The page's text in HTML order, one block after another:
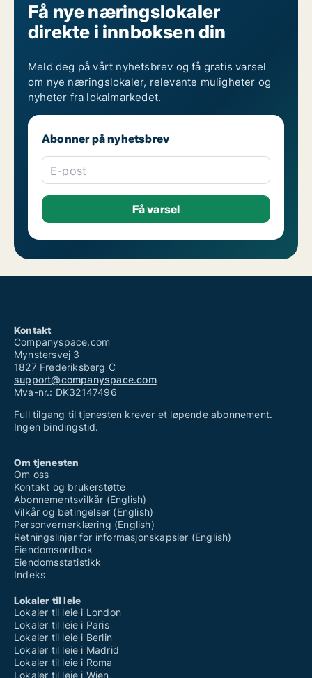
Få nye næringslokaler
direkte i innboksen din
Meld deg på vårt nyhetsbrev og få gratis varsel
om nye næringslokaler, relevante muligheter og
nyheter fra lokalmarkedet.
Abonner på nyhetsbrev
E-post
Kontakt
Companyspace.com
Mynstersvej 3
1827 Frederiksberg C
support@companyspace.com
Mva-nr.: DK32147496
Full tilgang til tjenesten krever et løpende abonnement.
Ingen bindingstid.
Om tjenesten
Om oss
Kontakt og brukerstøtte
Abonnementsvilkår (English)
Vilkår og betingelser (English)
Personvernerklæring (English)
Retningslinjer for informasjonskapsler (English)
Eiendomsordbok
Eiendomsstatistikk
Indeks
Lokaler til leie
Lokaler til leie i London
Lokaler til leie i Paris
Lokaler til leie i Berlin
Lokaler til leie i Madrid
Lokaler til leie i Roma
Lokaler til leie i Wien